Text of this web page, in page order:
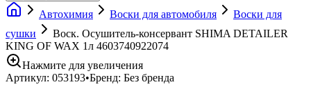
Автохимия Воски для автомобиля
Воски для
сушки
Воск. Осушитель-консервант SHIMA DETAILER
KING OF WAX 1л 4603740922074
Нажмите для увеличения
Артикул: 053193•Бренд: Без бренда